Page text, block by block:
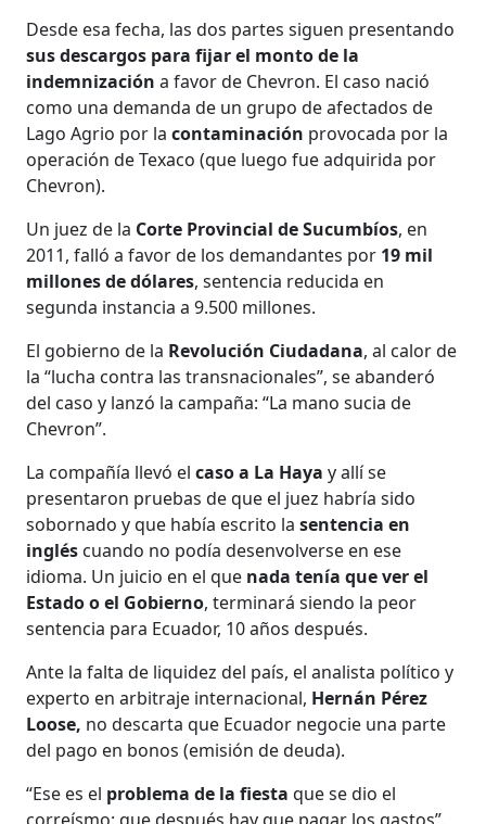
Desde esa fecha, las dos partes siguen presentando
sus descargos para fijar el monto de la
indemnización a favor de Chevron. El caso nació
como una demanda de un grupo de afectados de
Lago Agrio por lacontaminación provocada por la
operación de Texaco (que luego fue adquirida por
Chevron).
Un juez de la Corte Provincial de Sucumbíos, en
2011, falló a favor de los demandantes por 19 mil
millones de dólares, sentencia reducida en
segunda instancia a 9.500 millones.
El gobierno de la Revolución Ciudadana, al calor de
la “lucha contra las transnacionales”, se abanderó
del caso y lanzó la campaña: “La mano sucia de
Chevron”.
La compañía llevó elcaso a La Haya y allí se
presentaron pruebas de que el juez habría sido
sobornado y que había escrito lasentencia en
inglés cuando no podía desenvolverse en ese
idioma. Un juicio en el que nada tenía que ver el
Estado o el Gobierno, terminará siendo la peor
sentencia para Ecuador, 10 años después.
Ante la falta de liquidez del país, el analista político y
experto en arbitraje internacional, Hernán Pérez
Loose, no descarta que Ecuador negocie una parte
del pago en bonos (emisión de deuda).
“Ese es el problema de la fiestaque se dio el